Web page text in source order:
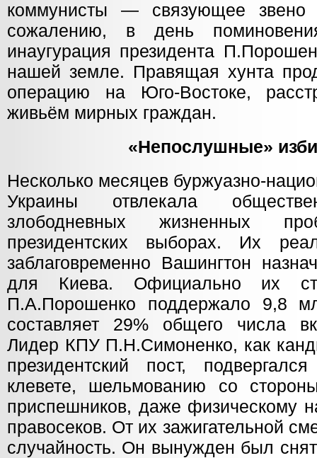
коммунисты — связующее
сожалению, в день
инаугурация президента
нашей земле. Правящая хунта
операцию на Юго-Востоке,
живьём мирных граждан.
«Непослушные»
Несколько месяцев буржуазно-
Украины отвлекала
злободневных жизненных
президентских выборах. Их
заблаговременно Вашингтон
для Киева. Официально их
П.А.Порошенко поддержало 9,8
составляет 29% общего числа
Лидер КПУ П.Н.Симоненко, как
президентский пост,
клевете, шельмованию со
приспешников, даже физическому
правосеков. От их зажигательной
случайность. Он вынужден был